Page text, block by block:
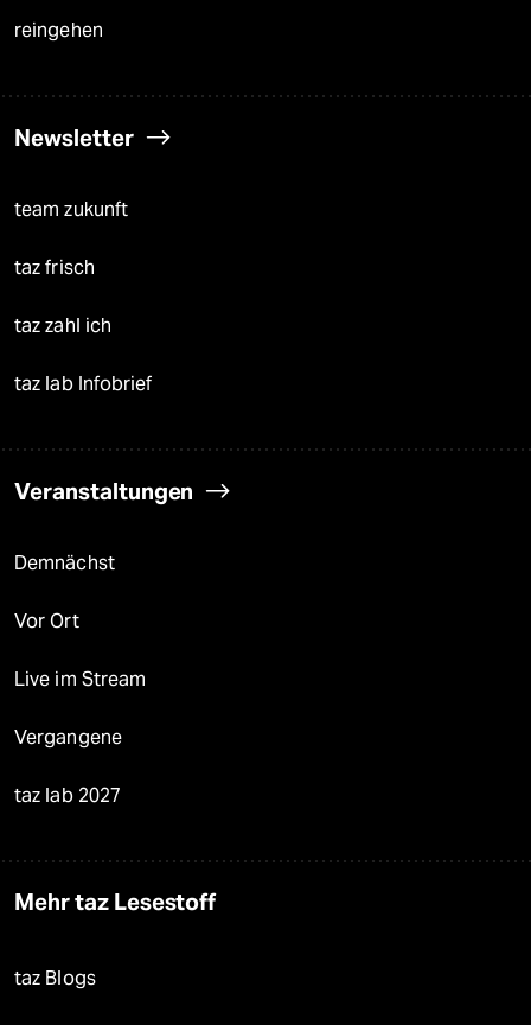
reingehen
Newsletter
team zukunft
taz frisch
taz zahl ich
taz lab Infobrief
Veranstaltungen
Demnächst
Vor Ort
Live im Stream
Vergangene
taz lab 2027
Mehr taz Lesestoff
taz Blogs